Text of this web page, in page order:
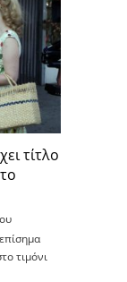
τίτλο
τιμόνι